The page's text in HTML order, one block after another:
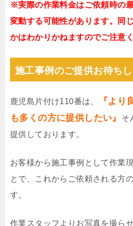
※実際の作業料金はご依頼時の
変動する可能性があります。同
かはわかりかねますのでご注意く
施工事例のご提供お待ち
鹿児島片付け110番は、
『より
も多くの方に提供したい』
そ
提供しております。
お客様から施工事例として作業
とで、これからご依頼される方
す。
作業スタッフよりお写真を撮ら